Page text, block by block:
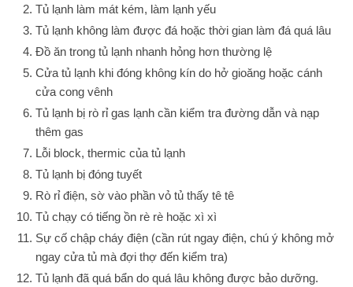
Tủ lạnh làm mát kém, làm lạnh yếu
Tủ lạnh không làm được đá hoặc thời gian làm đá quá lâu
Đồ ăn trong tủ lạnh nhanh hỏng hơn thường lệ
Cửa tủ lạnh khi đóng không kín do hở gioăng hoặc cánh
cửa cong vênh
Tủ lạnh bị rò rỉ gas lạnh cần kiểm tra đường dẫn và nạp
thêm gas
Lỗi block, thermic của tủ lạnh
Tủ lạnh bị đóng tuyết
Rò rỉ điện, sờ vào phần vỏ tủ thấy tê tê
Tủ chạy có tiếng ồn rè rè hoặc xì xì
Sự cố chập cháy điện (cần rút ngay điện, chú ý không mở
ngay cửa tủ mà đợi thợ đến kiểm tra)
Tủ lạnh đã quá bẩn do quá lâu không được bảo dưỡng.